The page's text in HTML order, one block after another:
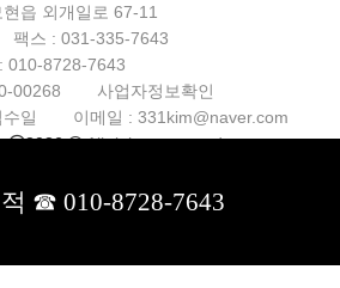
읍 외개일로 67-11
팩스 : 031-335-7643
010-8728-7643
00268
사업자정보확인
일
이메일 : 331kim@naver.com
All rights reserved.
☎ 010-8728-7643